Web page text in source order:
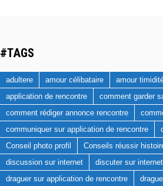
#TAGS
adultere amour célibataire
amour
application de rencontre
comment garder
comment rédiger annonce rencontre
communiquer sur application de rencontre
Conseil photo profil
Conseils réussir
discussion sur internet
discuter sur internet
draguer sur application de rencontre